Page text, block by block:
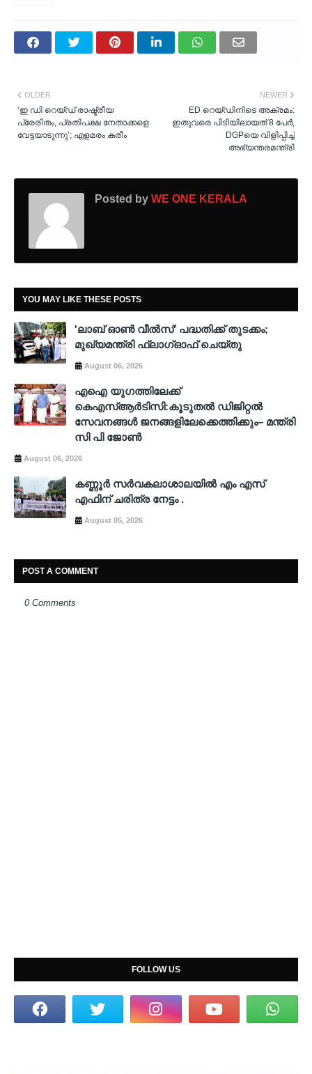
NEWER
ED റെയ്ഡിനിടെ അക്രമം:
ഇതുവരെ പിടിയിലായത് 8 പേര്‍,
DGPയെ വിളിപ്പിച്ച്
അഭ്യന്തരമന്ത്രി
OLDER
‘ഇ ഡി റെയ്ഡ് രാഷ്ട്രീയ
പ്രേരിതം, പ്രതിപക്ഷ നേതാക്കളെ
വേട്ടയാടുന്നു’; എളമരം കരീം
Posted by WE ONE KERALA
YOU MAY LIKE THESE POSTS
'ലാബ് ഓൺ വീൽസ്' പദ്ധതിക്ക് തുടക്കം;
മുഖ്യമന്ത്രി ഫ്ലാഗ്ഓഫ് ചെയ്തു
August 06, 2026
എഐ യുഗത്തിലേക്ക്
കെഎസ്ആർടിസി:കൂടുതൽ ഡിജിറ്റൽ
സേവനങ്ങൾ ജനങ്ങളിലേക്കെത്തിക്കും– മന്ത്രി
സി പി ജോൺ
August 06, 2026
കണ്ണൂർ സർവകലാശാലയിൽ എം എസ്
എഫിന് ചരിത്ര നേട്ടം .
August 05, 2026
POST A COMMENT
0 Comments
FOLLOW US